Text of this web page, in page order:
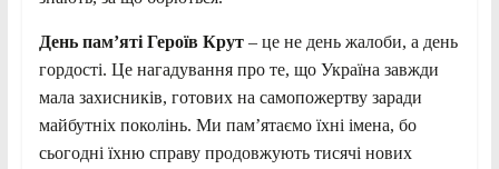
День пам’яті Героїв Крут– це не день жалоби, а день
гордості. Це нагадування про те, що Україна завжди
мала захисників, готових на самопожертву заради
майбутніх поколінь. Ми пам’ятаємо їхні імена, бо
сьогодні їхню справу продовжують тисячі нових